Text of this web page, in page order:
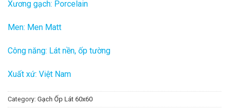
Xương gạch: Porcelain
Men: Men Matt
Công năng: Lát nền, ốp tường
Xuất xứ: Việt Nam
Category: Gạch Ốp Lát 60x60